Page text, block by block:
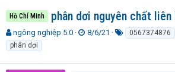
Hồ Chí Minh phân dơi nguyên chất
T
h
r
e
ngông nghiệp 5.0
N
y
8/6/21
h
0567374876
phân dơi